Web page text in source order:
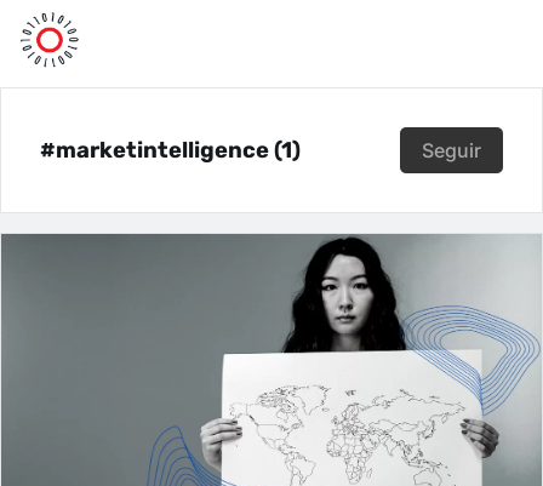
#marketintelligence (1) Seguir